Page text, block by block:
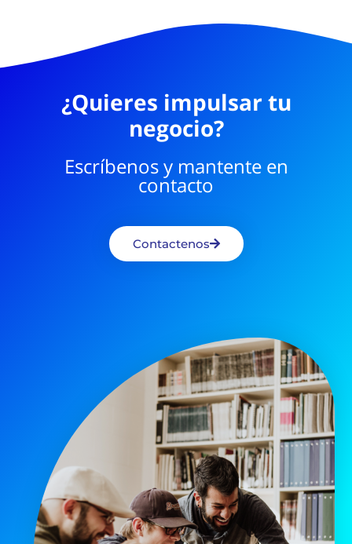
¿Quieres impulsar tu
negocio?
Escríbenos y mantente en
contacto
Contactenos